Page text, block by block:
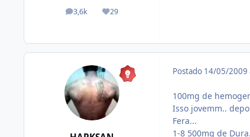
3,6k
posts 29
Reputação
Postado 14/05/2009
100mg de
Isso jovemm..
Fera...
1-8 500mg de Dura.